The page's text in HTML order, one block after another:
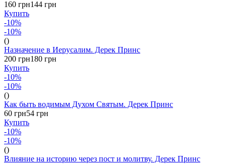
160 грн144 грн
Купить
-10%
-10%
()
Назначение в Иерусалим. Дерек Принс
200 грн180 грн
Купить
-10%
-10%
()
Как быть водимым Духом Святым. Дерек Принс
60 грн54 грн
Купить
-10%
-10%
()
Влияние на историю через пост и молитву. Дерек Принс